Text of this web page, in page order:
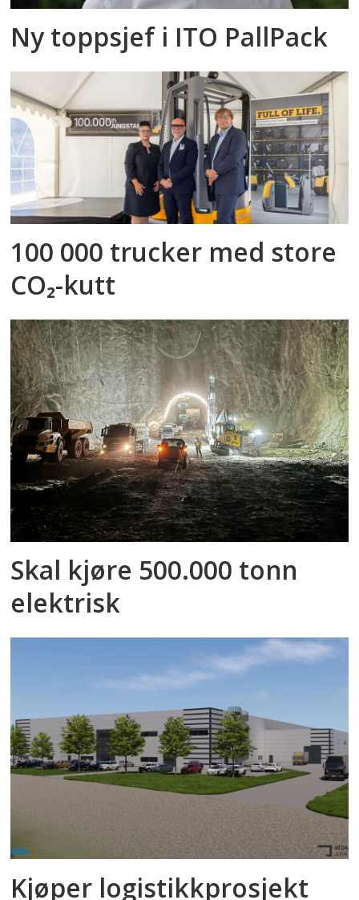
Ny toppsjef i ITO PallPack
100 000 trucker med store
CO₂-kutt
Skal kjøre 500.000 tonn
elektrisk
Kjøper logistikkprosjekt